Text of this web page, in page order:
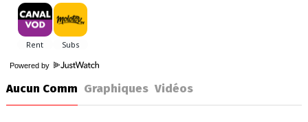
Powered by
Aucun Comm Graphiques Vidéos